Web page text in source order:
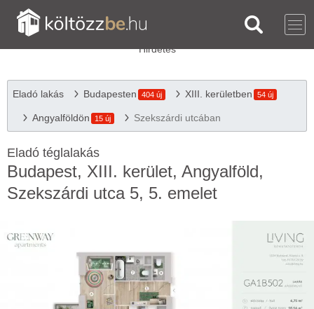
Eladó lakás Budapesten 404 új XIII. kerületben 54 új
Angyalföldön 15 új Szekszárdi utcában
Eladó téglalakás
Budapest, XIII. kerület, Angyalföld,
Szekszárdi utca 5, 5. emelet